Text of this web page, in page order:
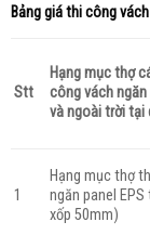
Bảng giá thi công
Stt
Hạng mục thợ
công vách
và ngoài trời tại
1
Hạng mục thợ
ngăn panel
xốp 50mm)